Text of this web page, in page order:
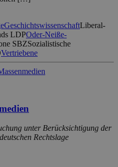
GeschichtswissenschaftLiberal-
LDPOder-Neiße-
SBZSozialistische
Vertriebene
unter Berücksichtigung der
Rechtslage